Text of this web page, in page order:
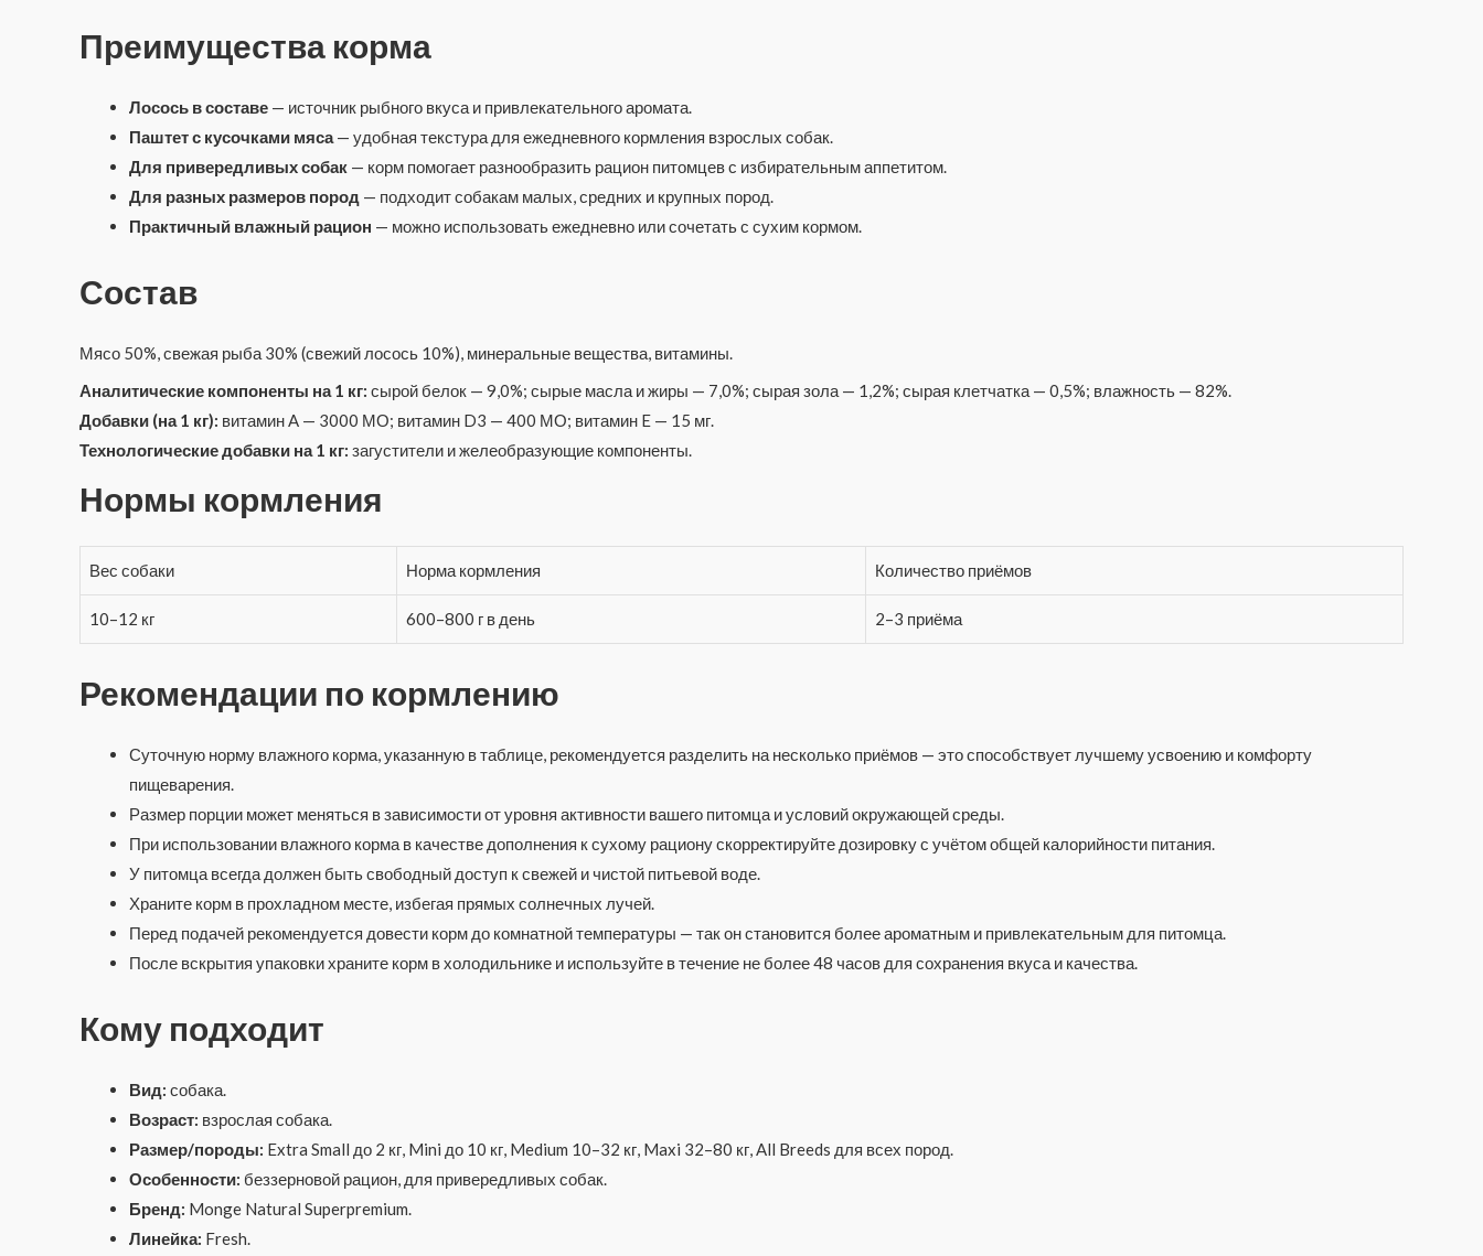
Преимущества корма
Лосось в составе — источник рыбного вкуса и привлекательного аромата.
Паштет с кусочками мяса— удобная текстура для ежедневного кормления взрослых собак.
Для привередливых собак — корм помогает разнообразить рацион питомцев с избирательным аппетитом.
Для разных размеров пород — подходит собакам малых, средних и крупных пород.
Практичный влажный рацион — можно использовать ежедневно или сочетать с сухим кормом.
Состав
Мясо 50%, свежая рыба 30% (свежий лосось 10%), минеральные вещества, витамины.
Аналитические компоненты на 1 кг: сырой белок — 9,0%; сырые масла и жиры — 7,0%; сырая зола — 1,2%; сырая клетчатка — 0,5%; влажность — 82%.
Добавки (на 1 кг): витамин A — 3000 МО; витамин D3 — 400 МО; витамин E — 15 мг.
Технологические добавки на 1 кг: загустители и желеобразующие компоненты.
Нормы кормления
Вес собаки Норма кормления Количество приёмов
10–12 кг 600–800 г в день 2–3 приёма
Рекомендации по кормлению
Суточную норму влажного корма, указанную в таблице, рекомендуется разделить на несколько приёмов — это способствует лучшему усвоению и комфорту
пищеварения.
Размер порции может меняться в зависимости от уровня активности вашего питомца и условий окружающей среды.
При использовании влажного корма в качестве дополнения к сухому рациону скорректируйте дозировку с учётом общей калорийности питания.
У питомца всегда должен быть свободный доступ к свежей и чистой питьевой воде.
Храните корм в прохладном месте, избегая прямых солнечных лучей.
Перед подачей рекомендуется довести корм до комнатной температуры — так он становится более ароматным и привлекательным для питомца.
После вскрытия упаковки храните корм в холодильнике и используйте в течение не более 48 часов для сохранения вкуса и качества.
Кому подходит
Вид: собака.
Возраст: взрослая собака.
Размер/породы: Extra Small до 2 кг, Mini до 10 кг, Medium 10–32 кг, Maxi 32–80 кг, All Breeds для всех пород.
Особенности: беззерновой рацион, для привередливых собак.
Бренд: Monge Natural Superpremium.
Линейка: Fresh.